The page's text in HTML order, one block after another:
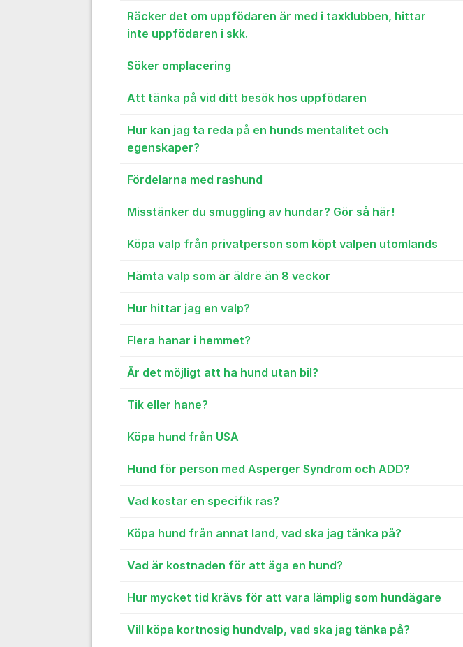
Räcker det om uppfödaren är med i taxklubben, hittar
inte uppfödaren i skk.
Söker omplacering
Att tänka på vid ditt besök hos uppfödaren
Hur kan jag ta reda på en hunds mentalitet och
egenskaper?
Fördelarna med rashund
Misstänker du smuggling av hundar? Gör så här!
Köpa valp från privatperson som köpt valpen utomlands
Hämta valp som är äldre än 8 veckor
Hur hittar jag en valp?
Flera hanar i hemmet?
Är det möjligt att ha hund utan bil?
Tik eller hane?
Köpa hund från USA
Hund för person med Asperger Syndrom och ADD?
Vad kostar en specifik ras?
Köpa hund från annat land, vad ska jag tänka på?
Vad är kostnaden för att äga en hund?
Hur mycket tid krävs för att vara lämplig som hundägare
Vill köpa kortnosig hundvalp, vad ska jag tänka på?